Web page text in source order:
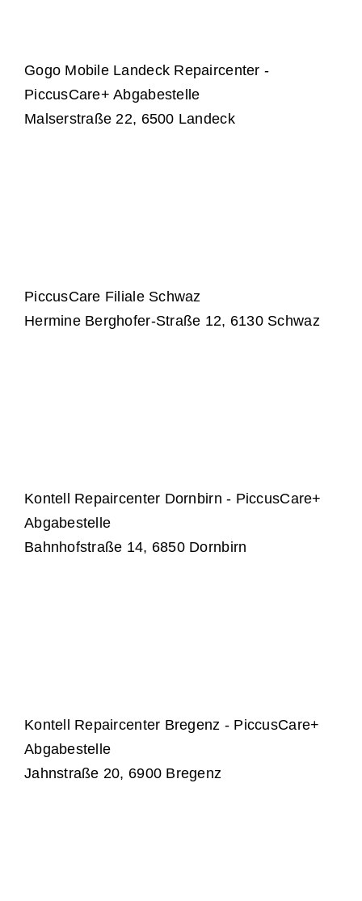
Gogo Mobile Landeck Repaircenter -
PiccusCare+ Abgabestelle
Malserstraße 22, 6500 Landeck
PiccusCare Filiale Schwaz
Hermine Berghofer-Straße 12, 6130 Schwaz
Kontell Repaircenter Dornbirn - PiccusCare+
Abgabestelle
Bahnhofstraße 14, 6850 Dornbirn
Kontell Repaircenter Bregenz - PiccusCare+
Abgabestelle
Jahnstraße 20, 6900 Bregenz